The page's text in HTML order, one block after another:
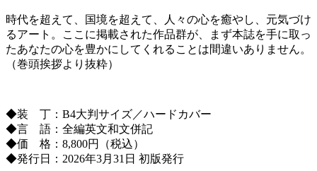
時代を超えて、国境を超えて、人々の心を癒やし、元気づけ
るアート。ここに掲載された作品群が、まず本誌を手に取っ
たあなたの心を豊かにしてくれることは間違いありません。
（巻頭挨拶より抜粋）
◆装 丁：B4大判サイズ／ハードカバー
◆言 語：全編英文和文併記
◆価 格：8,800円（税込）
◆発行日：2026年3月31日 初版発行